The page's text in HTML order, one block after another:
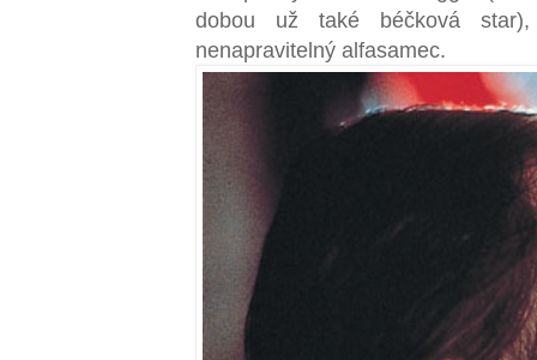
dobou už také béčková
nenapravitelný alfasamec.